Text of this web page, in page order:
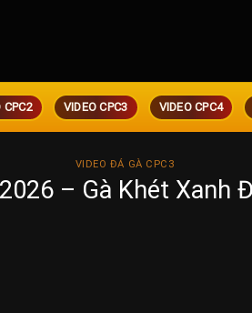
CPC2 VIDEO CPC3 VIDEO CPC4
VIDEO ĐÁ GÀ CPC3
– Gà Khét Xanh